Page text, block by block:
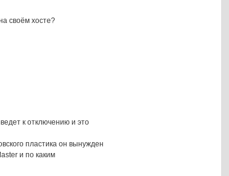
своём хосте?
к отключению и это
пластика он вынужден
и по каким